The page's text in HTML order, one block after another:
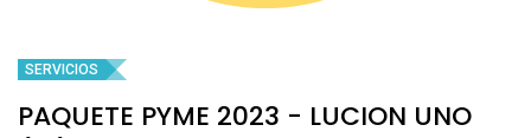
SERVICIOS
PAQUETE PYME 2023 - LUCION UNO